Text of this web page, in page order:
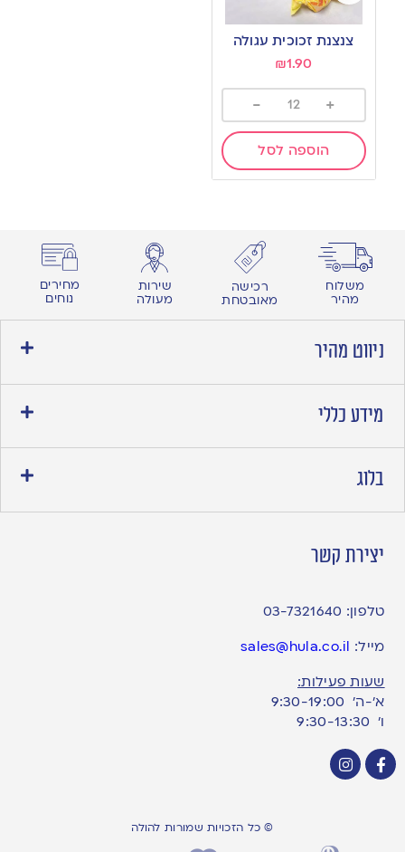
to
צנצנת זכוכית עגולה
₪1.90
+
-
הוספה לסל
משלוח
מהיר
רכישה
מאובטחת
שירות
מעולה
מחירים
נוחים
ניווט מהיר
מידע כללי
בלוג
יצירת קשר
טלפון: 03-7321640
מייל: sales@hula.co.il
שעות פעילות:
א’-ה’ 9:30-19:00
ו׳ 9:30-13:30
© כל הזכויות שמורות להולה